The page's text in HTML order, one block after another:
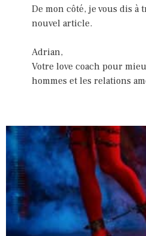
De mon côté, je vous dis
nouvel article.
Adrian,
Votre love coach pour
hommes et les relations